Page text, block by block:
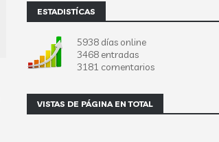
ESTADISTÍCAS
5938 días online
3468 entradas
3181 comentarios
VISTAS DE PÁGINA EN TOTAL